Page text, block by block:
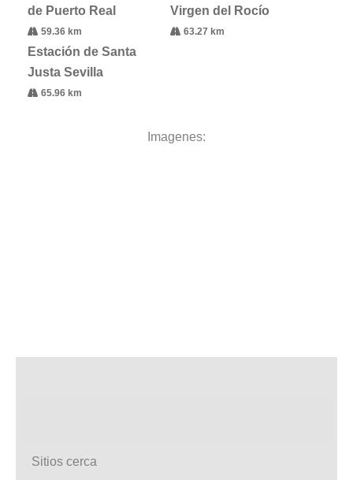
de Puerto Real
59.36 km
Virgen del Rocío
63.27 km
Estación de Santa
Justa Sevilla
65.96 km
Imagenes:
Sitios cerca